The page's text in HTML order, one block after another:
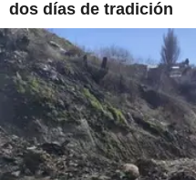
dos días de tradición